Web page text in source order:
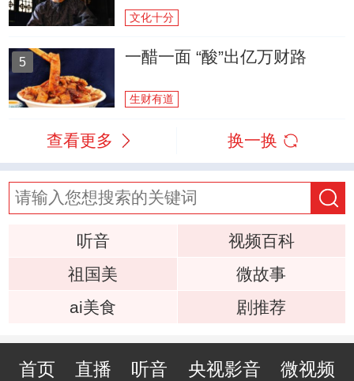
文化十分
5 一醋一面 “酸”出亿万财路
生财有道
查看更多 换一换
听音
视频百科
祖国美
微故事
ai美食
剧推荐
首页 直播 听音 央视影音 微视频